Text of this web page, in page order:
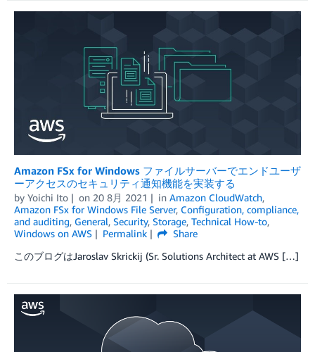
Amazon FSx for Windows ファイルサーバーでエンドユーザ
ーアクセスのセキュリティ通知機能を実装する
by Yoichi Ito on 20 8月 2021 in Amazon CloudWatch,
Amazon FSx for Windows File Server, Configuration, compliance,
and auditing, General, Security, Storage, Technical How-to,
Windows on AWS
Permalink
Share
このブログはJaroslav Skrickij (Sr. Solutions Architect at AWS […]